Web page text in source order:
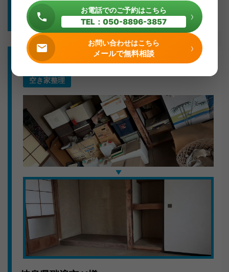
瑞穂市のご自宅へスタッフ2人で駆けつけ、1〜2時間で
お部屋をスッキリさせました。
お片付けの内容
1DKのマンションに長年置かれていたソファ・大量の衣
類を丁寧に搬出。壁や床を傷つけないよう養生シートを
嬉しいお言葉
「重いものばかりで困っていたので本当に助かりまし
た。対応も迅速で、次もお願いしたいです。」
岐阜県内の不用品回収・お片付けはキラキらっきー岐阜
まで。無料見積もり受付中です。
詳細を見る
サービス種別
空き家整理
お電話でのご予約はこちら
TEL：050-8896-3857 ›
お問い合わせはこちら
メールで無料相談 ›